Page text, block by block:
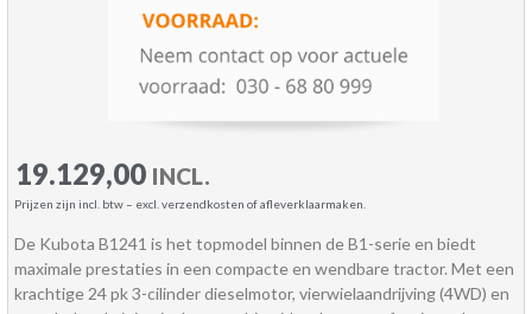
19.129,00 INCL.
Prijzen zijn incl. btw – excl. verzendkosten of afleverklaarmaken.
De Kubota B1241 is het topmodel binnen de B1-serie en biedt
maximale prestaties in een compacte en wendbare tractor. Met een
krachtige 24 pk 3-cilinder dieselmotor, vierwielaandrijving (4WD) en